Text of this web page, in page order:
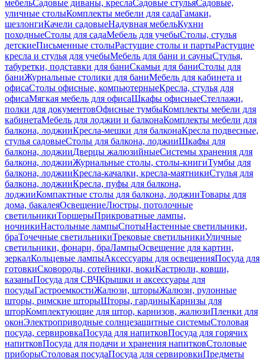
мебельСадовые диваны, креслаСадовые стульяСадовые,
уличные столыКомплекты мебели для садаГамаки,
шезлонгиКачели садовыеНадувная мебельКухни
походныеСтолы для садаМебель для учебыСтолы, стулья
детскиеПисьменные столыРастущие столы и партыРастущие
кресла и стулья для учебыМебель для бани и сауныСтулья,
табуретки, подставки для баниСкамьи для баниСтолы для
баниЖурнальные столики для баниМебель для кабинета и
офисаСтолы офисные, компьютерныеКресла, стулья для
офисаМягкая мебель для офисаШкафы офисныеСтеллажи,
полки для документовОфисные тумбыКомплекты мебели для
кабинетаМебель для лоджии и балконаКомплекты мебели для
балкона, лоджииКресла-мешки для балконаКресла подвесные,
стулья садовыеСтолы для балкона, лоджииШкафы для
балкона, лоджииДверцы жалюзийныеСистемы хранения для
балкона, лоджииЖурнальные столы, столы-книгиТумбы для
балкона, лоджииКресла-качалки, кресла-маятникиСтулья для
балкона, лоджииКресла, пуфы для балкона,
лоджииКомпактные столы для балкона, лоджииТовары для
дома, бакалеяОсвещениеЛюстры, потолочные
светильникиТоршерыПрикроватные лампы,
ночникиНастольные лампыСпотыНастенные светильники,
браТочечные светильникиТрековые светильникиУличные
светильники, фонари, браЛампыОсвещение для картин,
зеркалКольцевые лампыАксессуары для освещенияПосуда для
готовкиСковороды, сотейники, вокиКастрюли, ковши,
казаныПосуда для СВЧКрышки и аксессуары для
посудыГастроемкостиЖалюзи, шторыЖалюзи, рулонные
шторы, римские шторыШторы, гардиныКарнизы для
шторКомплектующие для штор, карнизов, жалюзиПленки для
оконЭлектроприводные солнцезащитные системыСтоловая
посуда, сервировкаПосуда для напитковПосуда для горячих
напитковПосуда для подачи и хранения напитковСтоловые
приборыСтоловая посудаПосуда для сервировкиПредметы